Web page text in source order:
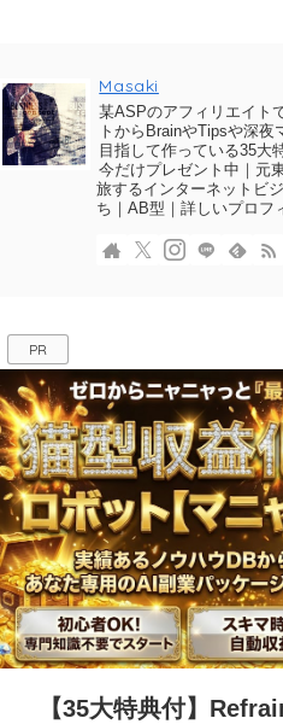
Masaki
某ASPのアフィリエイト
トからBrainやTipsや深
目指して作っている35大
今だけプレゼント中｜元
旅するインターネットビ
ち｜AB型｜詳しいプロフ
PR
【35大特典付】